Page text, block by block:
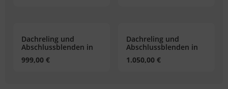
Dachreling und
Abschlussblenden in
Schwarz - Range Rover
Sport
999,00 €
Dachreling und
Abschlussblenden in
Silber - Range Rover
Sport
1.050,00 €